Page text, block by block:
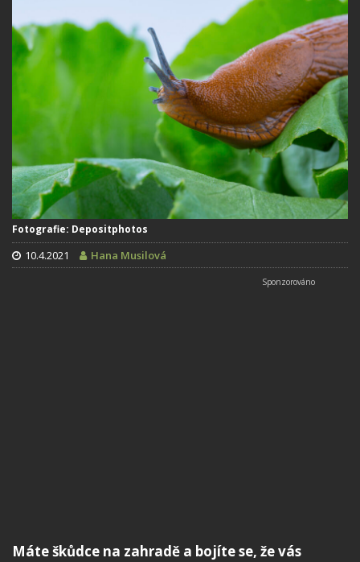
Fotografie: Depositphotos
10.4.2021 Hana Musilová
Máte škůdce na zahradě a bojíte se, že vás